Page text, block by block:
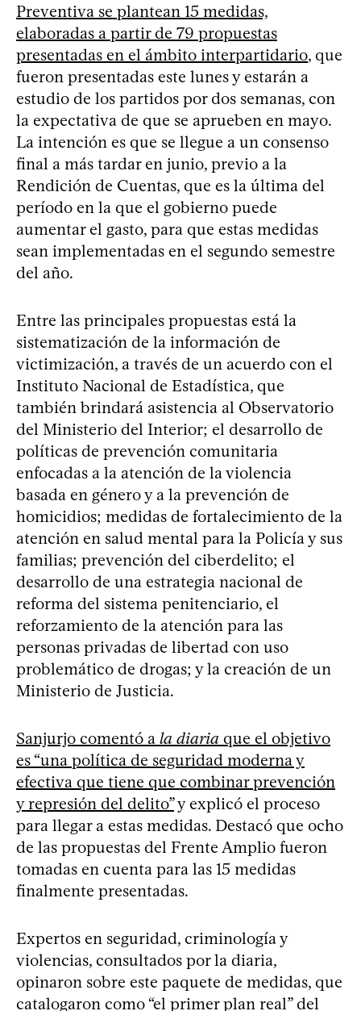
Preventiva se plantean 15 medidas,
elaboradas a partir de 79 propuestas
presentadas en el ámbito interpartidario, que
fueron presentadas este lunes y estarán a
estudio de los partidos por dos semanas, con
la expectativa de que se aprueben en mayo.
La intención es que se llegue a un consenso
final a más tardar en junio, previo a la
Rendición de Cuentas, que es la última del
período en la que el gobierno puede
aumentar el gasto, para que estas medidas
sean implementadas en el segundo semestre
del año.
Entre las principales propuestas está la
sistematización de la información de
victimización, a través de un acuerdo con el
Instituto Nacional de Estadística, que
también brindará asistencia al Observatorio
del Ministerio del Interior; el desarrollo de
políticas de prevención comunitaria
enfocadas a la atención de la violencia
basada en género y a la prevención de
homicidios; medidas de fortalecimiento de la
atención en salud mental para la Policía y sus
familias; prevención del ciberdelito; el
desarrollo de una estrategia nacional de
reforma del sistema penitenciario, el
reforzamiento de la atención para las
personas privadas de libertad con uso
problemático de drogas; y la creación de un
Ministerio de Justicia.
Sanjurjo comentó a la diaria que el objetivo
es “una política de seguridad moderna y
efectiva que tiene que combinar prevención
y represión del delito”y explicó el proceso
para llegar a estas medidas. Destacó que ocho
de las propuestas del Frente Amplio fueron
tomadas en cuenta para las 15 medidas
finalmente presentadas.
Expertos en seguridad, criminología y
violencias, consultados por la diaria,
opinaron sobre este paquete de medidas, que
catalogaron como “el primer plan real” del